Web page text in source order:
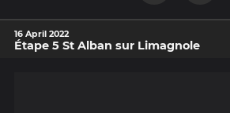
16 April 2022
Étape 5 St Alban sur Limagnole